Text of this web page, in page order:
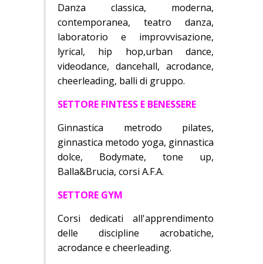
Danza classica, moderna,
contemporanea, teatro danza,
laboratorio e improvvisazione,
lyrical, hip hop,urban dance,
videodance, dancehall, acrodance,
cheerleading, balli di gruppo.
SETTORE FINTESS E BENESSERE
Ginnastica metrodo pilates,
ginnastica metodo yoga, ginnastica
dolce, Bodymate, tone up,
Balla&Brucia, corsi A.F.A.
SETTORE GYM
Corsi dedicati all'apprendimento
delle discipline acrobatiche,
acrodance e cheerleading.